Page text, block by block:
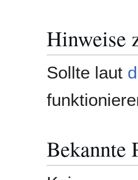
Hinweise
Sollte laut
Bekannte